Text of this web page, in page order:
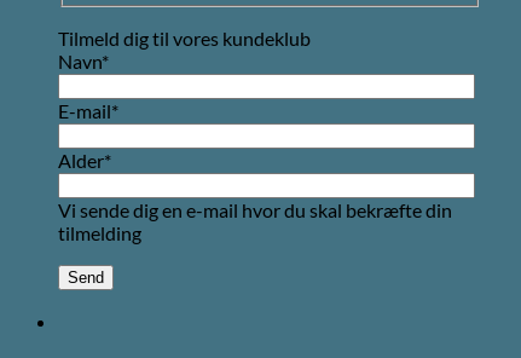
Tilmeld dig til vores kundeklub
Navn*
E-mail*
Alder*
Vi sende dig en e-mail hvor du skal bekræfte din
tilmelding